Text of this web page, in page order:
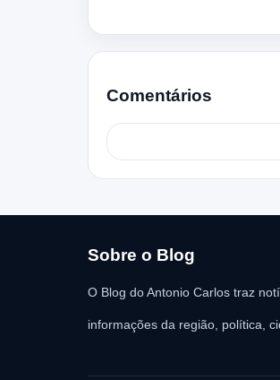
Comentários
Sobre o Blog
O Blog do Antonio Carlos traz
informações da região, política,